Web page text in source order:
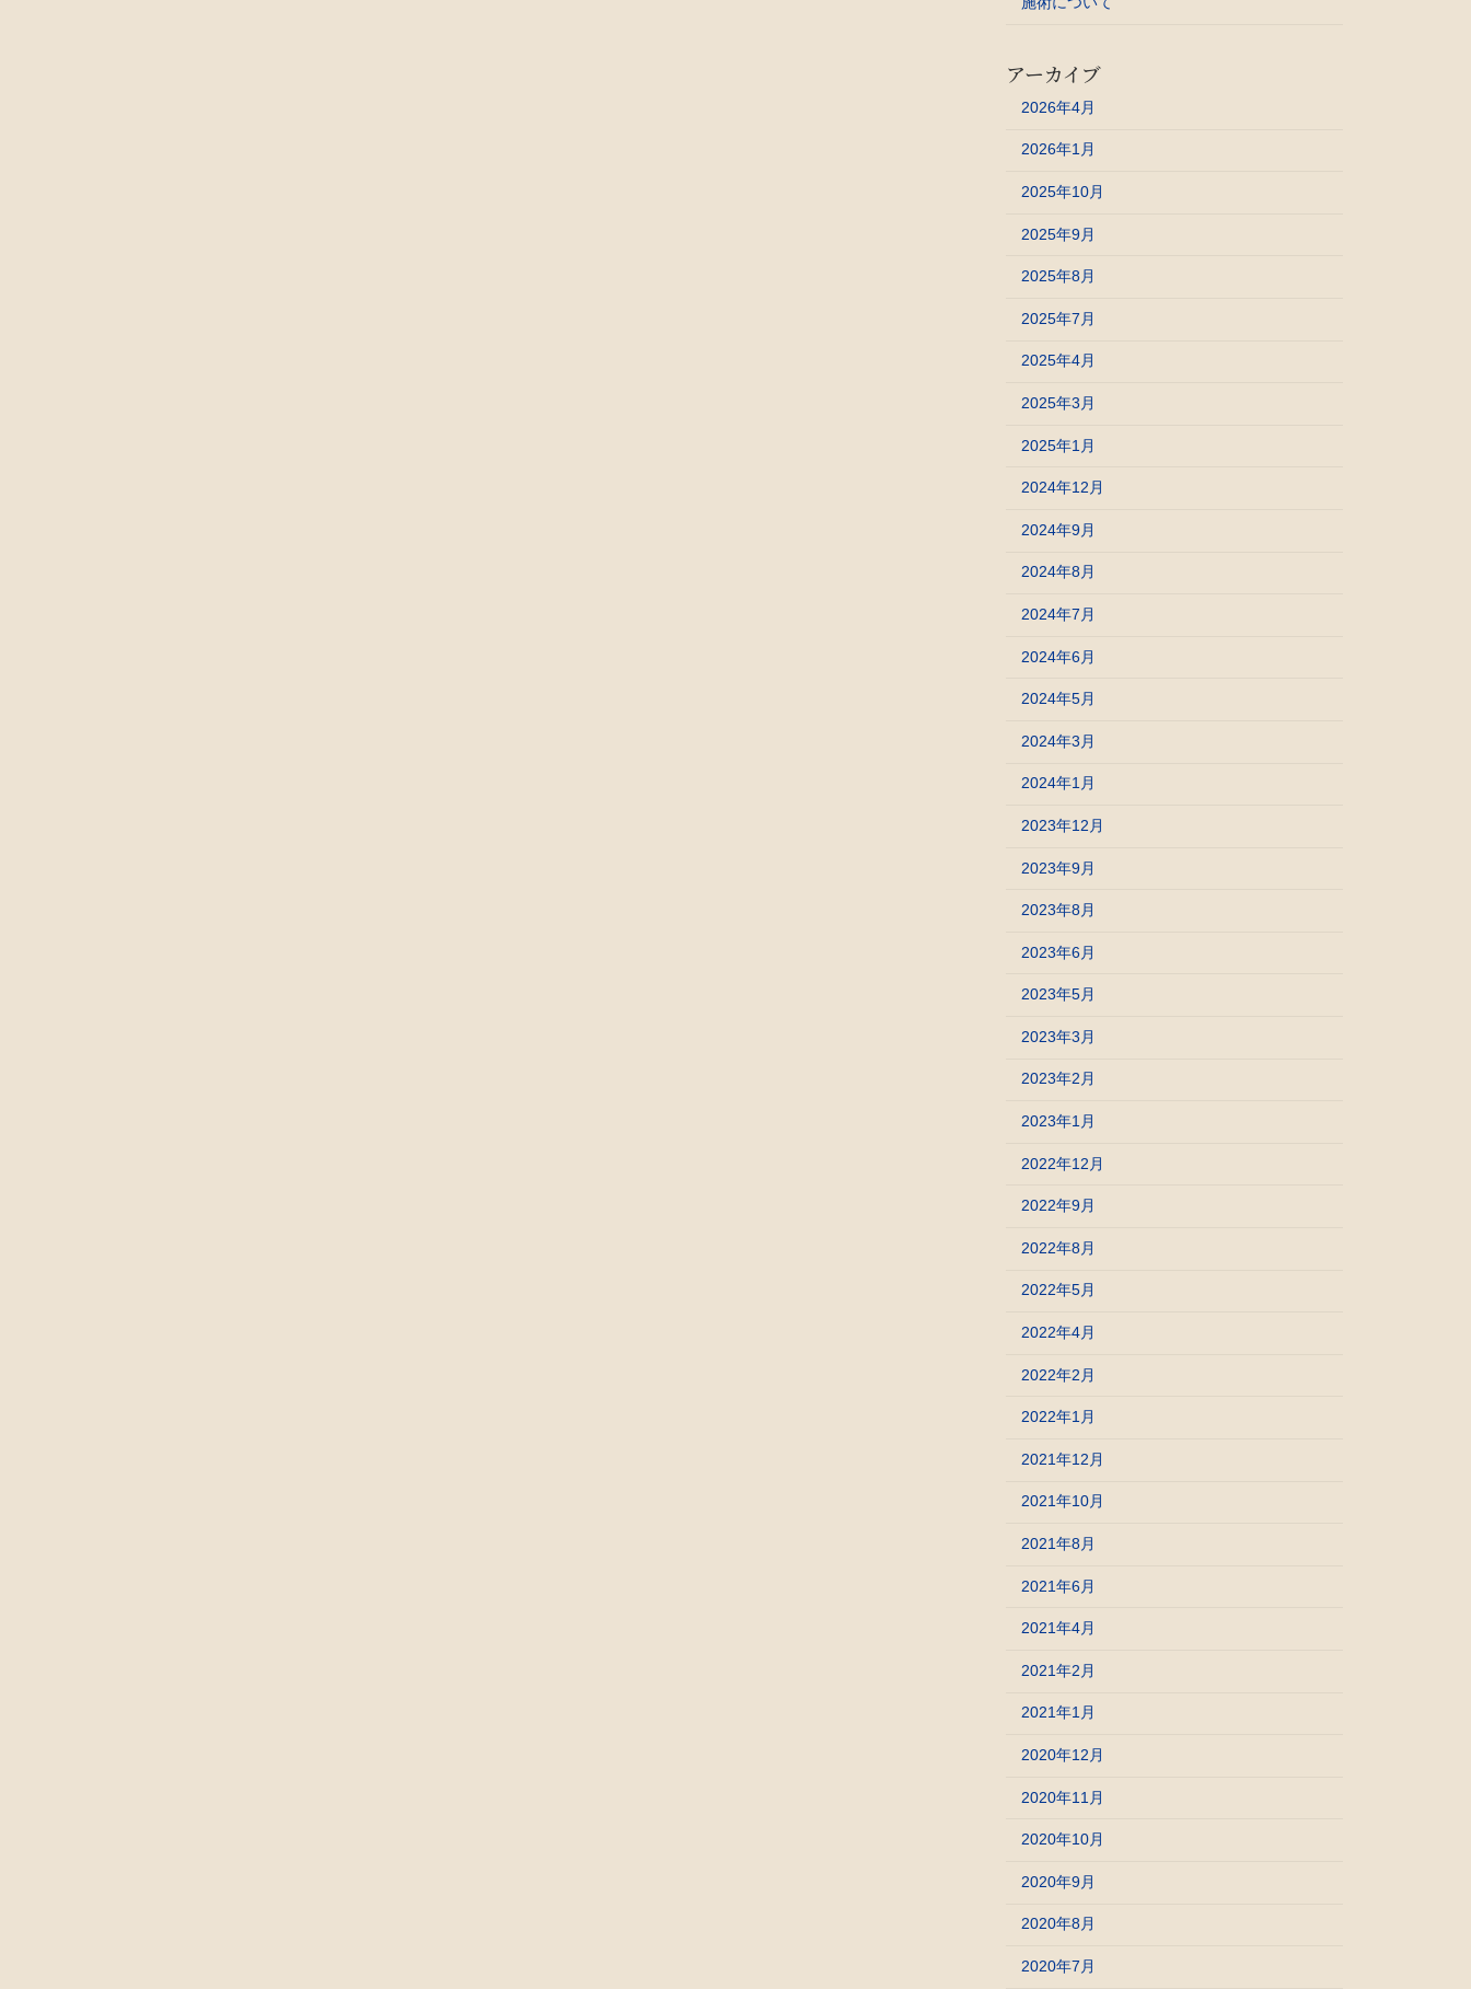
アーカイブ
2026年4月
2026年1月
2025年10月
2025年9月
2025年8月
2025年7月
2025年4月
2025年3月
2025年1月
2024年12月
2024年9月
2024年8月
2024年7月
2024年6月
2024年5月
2024年3月
2024年1月
2023年12月
2023年9月
2023年8月
2023年6月
2023年5月
2023年3月
2023年2月
2023年1月
2022年12月
2022年9月
2022年8月
2022年5月
2022年4月
2022年2月
2022年1月
2021年12月
2021年10月
2021年8月
2021年6月
2021年4月
2021年2月
2021年1月
2020年12月
2020年11月
2020年10月
2020年9月
2020年8月
2020年7月